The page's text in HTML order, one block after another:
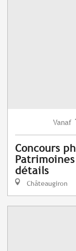
Vanaf
Concours
détails
Châteaugiron